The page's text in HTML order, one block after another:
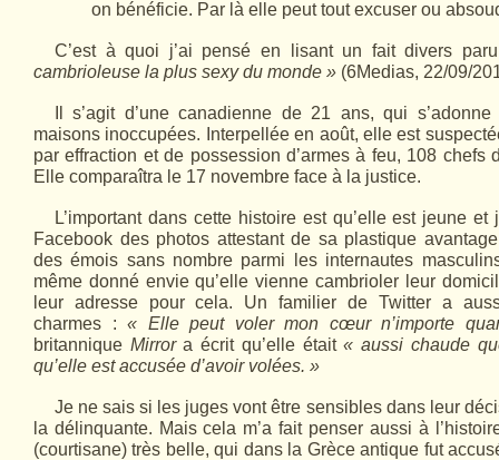
on bénéficie. Par là elle peut tout excuser ou
C’est à quoi j’ai pensé en lisant un fait divers
cambrioleuse la plus sexy du monde » (6Medias, 22/09/
Il s’agit d’une canadienne de 21 ans, qui
maisons inoccupées. Interpellée en août, elle est
par effraction et de possession d’armes à feu, 108 chefs
Elle comparaîtra le 17 novembre face à la justice.
L’important dans cette histoire est qu’elle est jeune
Facebook des photos attestant de sa plastique
des émois sans nombre parmi les internau­tes
même donné envie qu’elle vienne cambrioler leur
leur adresse pour cela. Un familier de Twitter a
charmes :« Elle peut voler mon cœur n’importe
britannique Mirrora écrit qu’elle était« aussi chaude
qu’elle est accusée d’avoir volées. »
Je ne sais si les juges vont être sensibles dans leur
la délinquante. Mais cela m’a fait penser aussi à
(courtisane) très belle, qui dans la Grèce antique fut